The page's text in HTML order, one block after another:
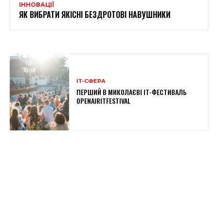
ІННОВАЦІЇ
ЯК ВИБРАТИ ЯКІСНІ БЕЗДРОТОВІ НАВУШНИКИ
ІТ-СФЕРА
ПЕРШИЙ В МИКОЛАЄВІ IT-ФЕСТИВАЛЬ
OPENAIRITFESTIVAL